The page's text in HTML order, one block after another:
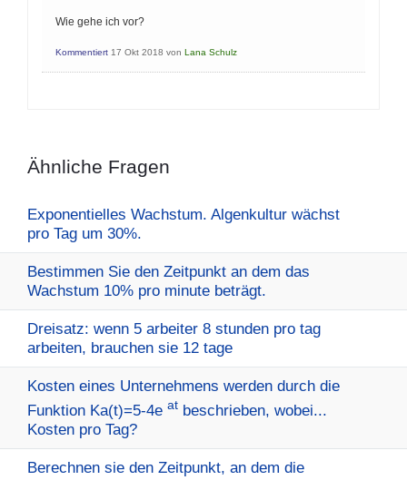
Wie gehe ich vor?
Kommentiert 17 Okt 2018 von Lana Schulz
Ähnliche Fragen
Exponentielles Wachstum. Algenkultur wächst
pro Tag um 30%.
Bestimmen Sie den Zeitpunkt an dem das
Wachstum 10% pro minute beträgt.
Dreisatz: wenn 5 arbeiter 8 stunden pro tag
arbeiten, brauchen sie 12 tage
Kosten eines Unternehmens werden durch die
Funktion Ka(t)=5-4e at beschrieben, wobei...
Kosten pro Tag?
Berechnen sie den Zeitpunkt, an dem die